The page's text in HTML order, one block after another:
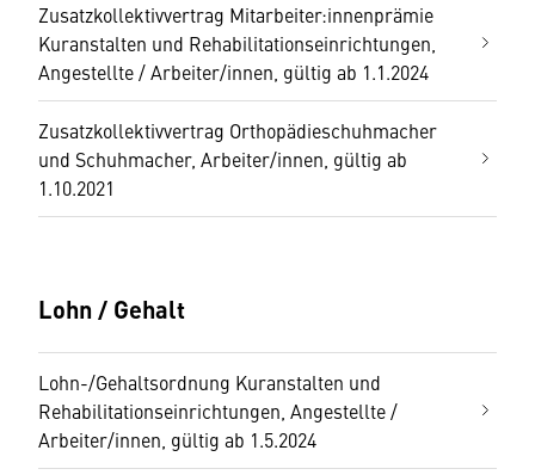
Zusatzkollektivvertrag Mitarbeiter:innenprämie
Kuranstalten und Rehabilitationseinrichtungen,
Angestellte / Arbeiter/innen, gültig ab 1.1.2024
Zusatzkollektivvertrag Orthopädieschuhmacher
und Schuhmacher, Arbeiter/innen, gültig ab
1.10.2021
Lohn / Gehalt
Lohn-/Gehaltsordnung Kuranstalten und
Rehabilitationseinrichtungen, Angestellte /
Arbeiter/innen, gültig ab 1.5.2024